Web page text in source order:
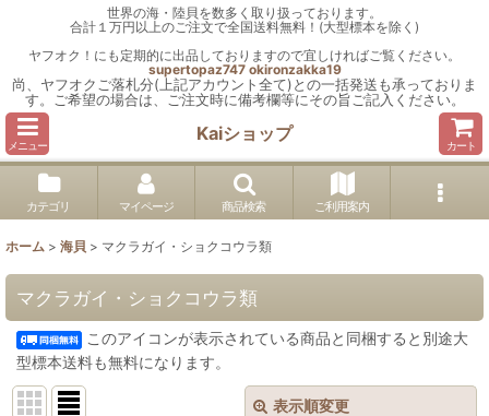
世界の海・陸貝を数多く取り扱っております。
合計１万円以上のご注文で全国送料無料！(大型標本を除く)
ヤフオク！にも定期的に出品しておりますので宜しければご覧ください。
supertopaz747 okironzakka19
尚、ヤフオクご落札分(上記アカウント全て)との一括発送も承っておりま
す。ご希望の場合は、ご注文時に備考欄等にその旨ご記入ください。
メニュー
Kaiショップ
カート
カテゴリ マイページ 商品検索 ご利用案内
ホーム > 海貝 > マクラガイ・ショクコウラ類
マクラガイ・ショクコウラ類
このアイコンが表示されている商品と同梱すると別途大
型標本送料も無料になります。
表示順変更